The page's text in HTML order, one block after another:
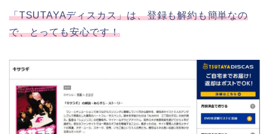
「TSUTAYAディスカス」は、登録も解約も簡単なの
で、とっても安心です！